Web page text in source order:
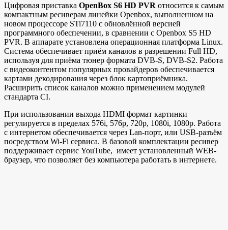
Цифровая приставка OpenBox S6 HD PVR относится к самым
компактным ресиверам линейки Openbox, выполненном на
новом процессоре STi7110 с обновлённой версией
программного обеспечении, в сравнении с Openbox S5 HD
PVR. В аппарате установлена операционная платформа Linux.
Система обеспечивает приём каналов в разрешении Full HD,
используя для приёма тюнер формата DVB-S, DVB-S2. Работа
с видеоконтентом популярных провайдеров обеспечивается
картами декодирования через блок картоприёмника.
Расширить список каналов можно применением модулей
стандарта СI.
При использовании выхода HDMI формат картинки
регулируется в пределах 576i, 576p, 720p, 1080i, 1080p. Работа
с интернетом обеспечивается через Lan-порт, или USB-разъём
посредством Wi-Fi сервиса. В базовой комплектации ресивер
поддерживает сервис YouTube, имеет установленный WEB-
браузер, что позволяет без компьютера работать в интернете.